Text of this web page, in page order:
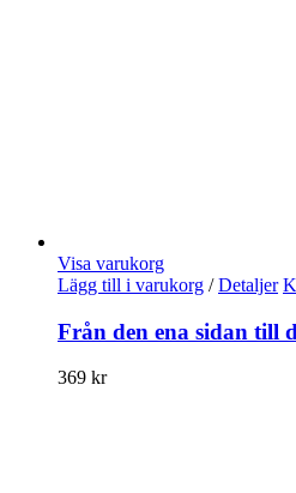
Visa varukorg
Lägg till i varukorg / Detaljer
Från den ena sidan till
369 kr